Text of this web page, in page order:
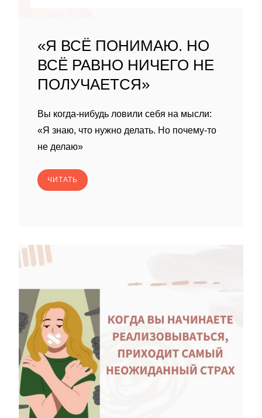
«Я ВСЁ ПОНИМАЮ. НО
ВСЁ РАВНО НИЧЕГО НЕ
ПОЛУЧАЕТСЯ»
Вы когда-нибудь ловили себя на мысли:
«Я знаю, что нужно делать. Но почему-то
не делаю»
ЧИТАТЬ